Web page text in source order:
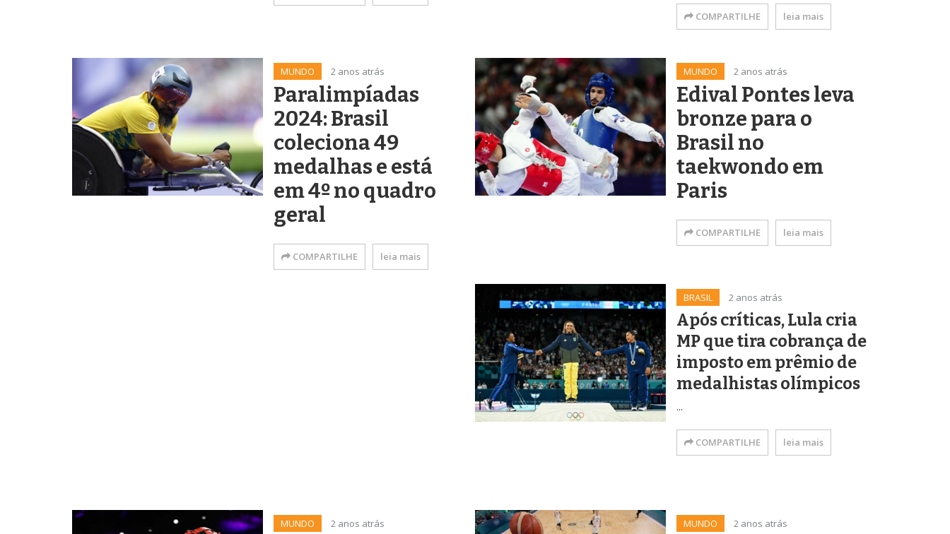
COMPARTILHE leia mais
MUNDO 2 anos atrás
Paralimpíadas
2024: Brasil
coleciona 49
medalhas e está
em 4º no quadro
geral
COMPARTILHE leia mais
MUNDO 2 anos atrás
Edival Pontes leva
bronze para o
Brasil no
taekwondo em
Paris
COMPARTILHE leia mais
BRASIL 2 anos atrás
Após críticas, Lula cria
MP que tira cobrança de
imposto em prêmio de
medalhistas olímpicos
...
COMPARTILHE leia mais
MUNDO 2 anos atrás MUNDO 2 anos atrás